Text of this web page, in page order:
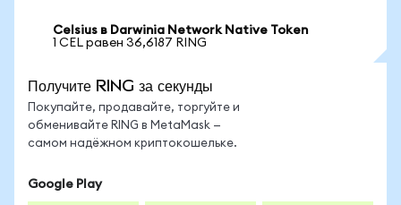
Celsius в Darwinia Network Native Token
1 CEL равен 36,6187 RING
Получите RING за секунды
Покупайте, продавайте, торгуйте и
обменивайте RING в MetaMask —
самом надёжном криптокошельке.
Google Play